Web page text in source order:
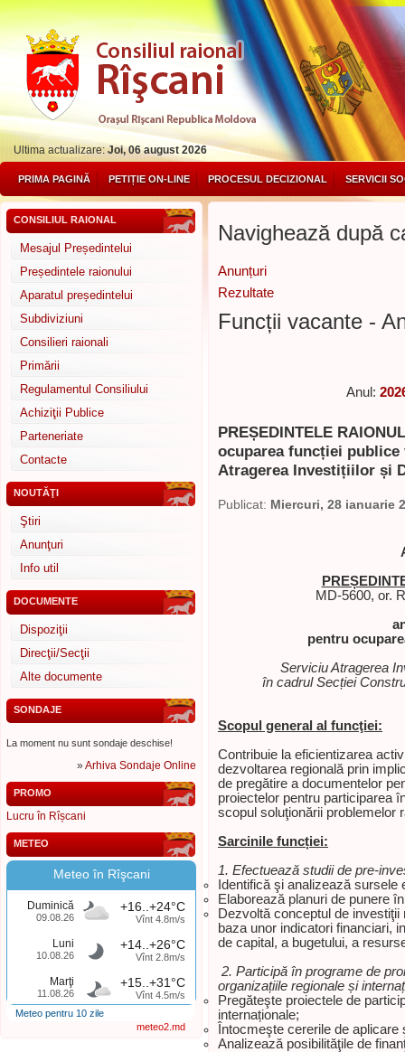
Ultima actualizare:Joi, 06 august 2026
PRIMA PAGINĂ PETIȚIE ON-LINE PROCESUL DECIZIONAL SERVICII
CONSILIUL RAIONAL
Mesajul Președintelui
Președintele raionului
Aparatul președintelui
Subdiviziuni
Consilieri raionali
Primării
Regulamentul Consiliului
Achiziţii Publice
Parteneriate
Contacte
NOUTĂŢI
Ştiri
Anunţuri
Info util
DOCUMENTE
Dispoziţii
Direcţii/Secţii
Alte documente
SONDAJE
La moment nu sunt sondaje deschise!
»Arhiva Sondaje Online
PROMO
Lucru în Rîșcani
METEO
Meteo în Rîşcani
Duminică
09.08.26
+16..+24°C
Vînt 4.8m/s
Luni
10.08.26
+14..+26°C
Vînt 2.8m/s
Marţi
11.08.26
+15..+31°C
Vînt 4.5m/s
Meteo pentru 10 zile
meteo2.md
Navighează după
Anunțuri
Rezultate
Funcții vacante -
Anul:
PREȘEDINTELE
ocuparea funcției
Atragerea Investițiilor și
Publicat: Miercuri, 28 ianuarie
MD-5600, or.
pentru
Serviciu Atragerea
în cadrul Secției
Scopul general al funcţiei:
Contribuie la eficientizarea
dezvoltarea regională prin
de pregătire a documentelor
proiectelor pentru participarea
scopul soluţionării problemelor
Sarcinile funcției:
1. Efectuează studii de pre-
Identifică şi analizează sursele
Elaborează planuri de punere
Dezvoltă conceptul de
baza unor indicatori financiari,
de capital, a bugetului, a
2. Participă în programe de
organizațiile regionale și
Pregăteşte proiectele de
internaționale;
Întocmeşte cererile de
Analizează posibilităţile de